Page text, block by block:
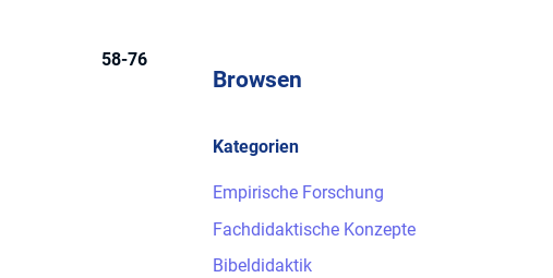
58-76
Browsen
Kategorien
Empirische Forschung
Fachdidaktische Konzepte
Bibeldidaktik